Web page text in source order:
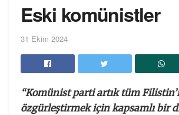
Eski komünistler
31 Ekim 2024
“Komünist parti artık tüm Filistin’i
özgürleştirmek için kapsamlı bir